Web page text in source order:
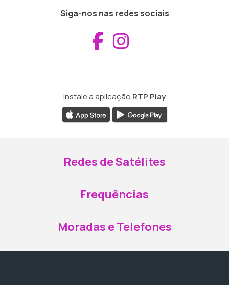
Siga-nos nas redes sociais
Aceder ao
Instale a aplicação RTP Play
Redes de Satélites
Frequências
Moradas e Telefones